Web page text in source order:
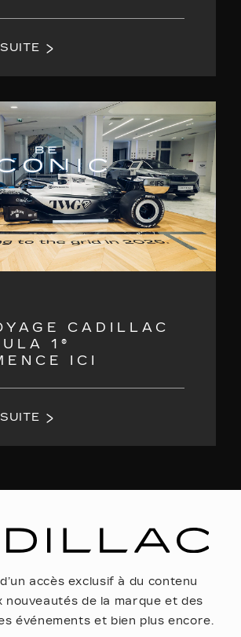
CADILLAC
1®
ICI